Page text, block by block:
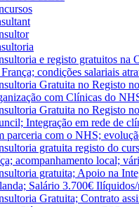
e registo gratuitos na
condições salariais
Gratuita no Registo
com Clínicas do
Gratuita no Registo
Integração em rede de
parceria com o NHS;
gratuita registo do
acompanhamento local;
gratuita; Apoio na
Salário 3.700€ Ilíquidos/
Gratuita; Contrato